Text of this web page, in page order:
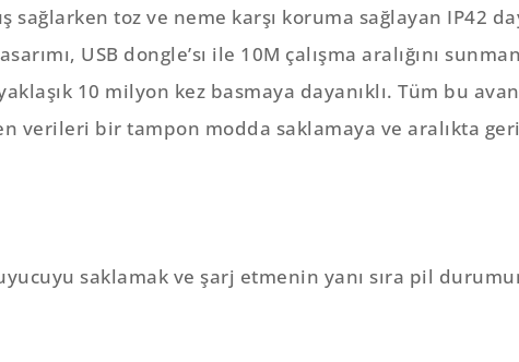
toz ve neme karşı koruma sağlayan IP42
USB dongle’sı ile 10M çalışma aralığını
10 milyon kez basmaya dayanıklı. Tüm bu
verileri bir tampon modda saklamaya ve aralıkta
saklamak ve şarj etmenin yanı sıra pil